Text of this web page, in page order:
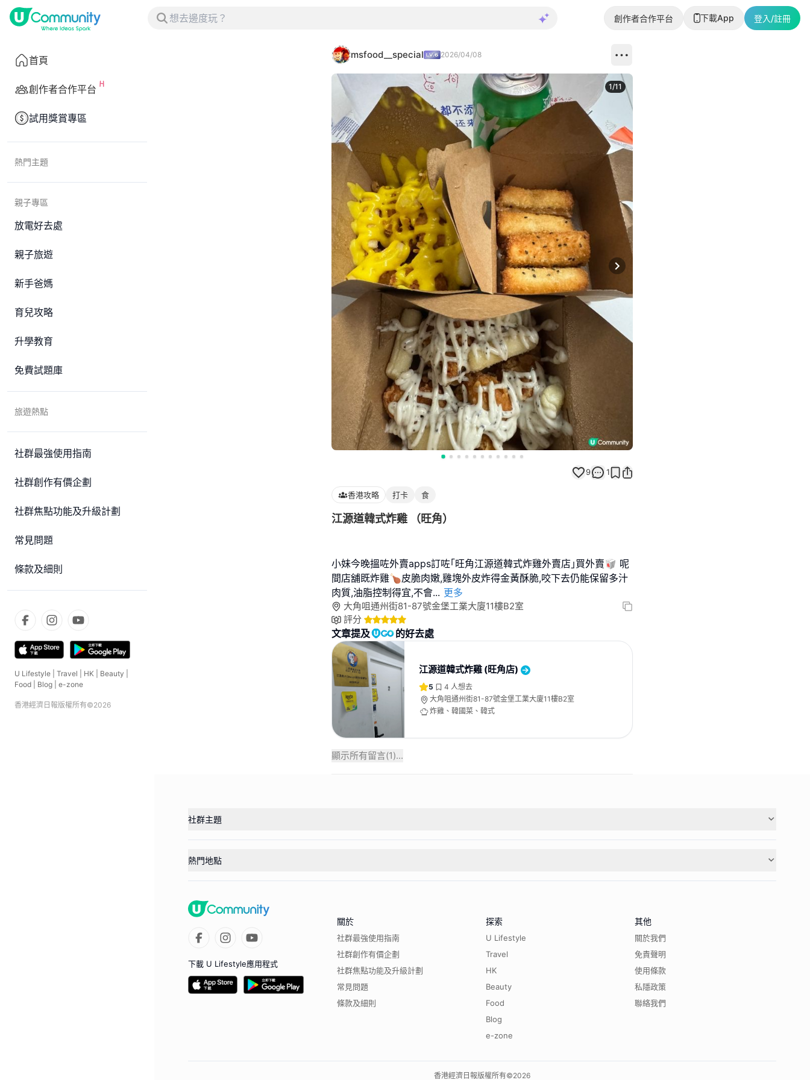
創作者合作平台 下載App 登入/註冊
首頁
創作者合作平台
試用獎賞專區
熱門主題
親子專區
放電好去處
親子旅遊
新手爸媽
育兒攻略
升學教育
免費試題庫
旅遊熱點
社群最強使用指南
社群創作有價企劃
社群焦點功能及升級計劃
常見問題
條款及細則
U Lifestyle Travel HK Beauty
Food
Blog e-zone
香港經濟日報版權所有©2026
msfood__special 2026/04/08
Next slide
1/11
9 1
香港攻略 打卡 食
江源道韓式炸雞 （旺角）
小妹今晚搵咗外賣apps訂咗｢旺角江源道韓式炸雞外賣店｣買外賣🥡 呢
間店舖既炸雞🍗皮脆肉嫩,雞塊外皮炸得金黃酥脆,咬下去仍能保留多汁
肉質,油脂控制得宜,不會... 更多
大角咀通州街81-87號金堡工業大廈11樓B2室
評分
文章提及 的好去處
江源道韓式炸雞 (旺角店)
5 4 人想去
大角咀通州街81-87號金堡工業大廈11樓B2室
炸雞、韓國菜、韓式
顯示所有留言(1)...
社群主題
熱門地點
下載 U Lifestyle應用程式
關於
社群最強使用指南
社群創作有價企劃
社群焦點功能及升級計劃
常見問題
條款及細則
探索
U Lifestyle
Travel
HK
Beauty
Food
Blog
e-zone
其他
關於我們
免責聲明
使用條款
私隱政策
聯絡我們
香港經濟日報版權所有©2026